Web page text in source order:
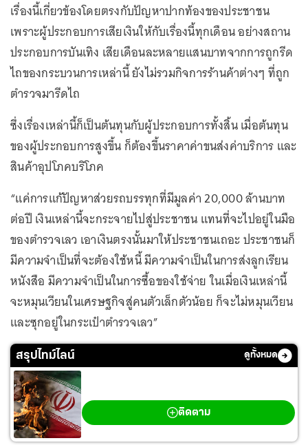
เรื่องนี้เกี่ยวข้องโดยตรงกับปัญหาปากท้องของประชาชน
เพราะผู้ประกอบการเสียเงินให้กับเรื่องนี้ทุกเดือน อย่างสถาน
ประกอบการบันเทิง เสียเดือนละหลายแสนบาทจากการถูกรีด
ไถของกระบวนการเหล่านี้ ยังไม่รวมกิจการร้านค้าต่างๆ ที่ถูก
ตำรวจมารีดไถ
ซึ่งเรื่องเหล่านี้ก็เป็นต้นทุนกับผู้ประกอบการทั้งสิ้น เมื่อต้นทุน
ของผู้ประกอบการสูงขึ้น ก็ต้องขึ้นราคาค่าขนส่งค่าบริการ และ
สินค้าอุปโภคบริโภค
“แค่การแก้ปัญหาส่วยรถบรรทุกที่มีมูลค่า 20,000 ล้านบาท
ต่อปี เงินเหล่านี้จะกระจายไปสู่ประชาชน แทนที่จะไปอยู่ในมือ
ของตำรวจเลว เอาเงินตรงนั้นมาให้ประชาชนเถอะ ประชาชนก็
มีความจำเป็นที่จะต้องใช้หนี้ มีความจำเป็นในการส่งลูกเรียน
หนังสือ มีความจำเป็นในการซื้อของใช้จ่าย ในเมื่อเงินเหล่านี้
จะหมุนเวียนในเศรษฐกิจสู่คนตัวเล็กตัวน้อย ก็จะไม่หมุนเวียน
และซุกอยู่ในกระเป๋าตำรวจเลว”
สรุปไทม์ไลน์ ดูทั้งหมด
ติดตาม